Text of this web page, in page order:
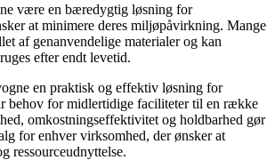
være en bæredygtig løsning for
at minimere deres miljøpåvirkning. Mange
af genanvendelige materialer og kan
efter endt levetid.
en praktisk og effektiv løsning for
behov for midlertidige faciliteter til en række
omkostningseffektivitet og holdbarhed gør
for enhver virksomhed, der ønsker at
ressourceudnyttelse.